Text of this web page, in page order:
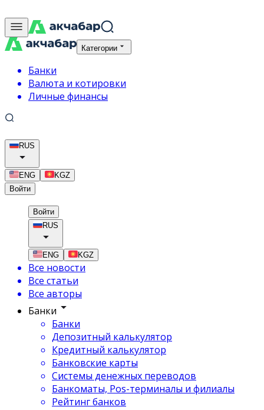
Категории
Банки
Валюта и котировки
Личные финансы
RUS
ENG
KGZ
Войти
Войти
RUS
ENG KGZ
Все новости
Все статьи
Все авторы
Банки
Банки
Депозитный калькулятор
Кредитный калькулятор
Банковские карты
Системы денежных переводов
Банкоматы, Pos-терминалы и филиалы
Рейтинг банков